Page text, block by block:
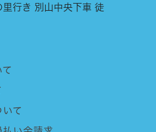
里行き 別山中央下車 徒
て